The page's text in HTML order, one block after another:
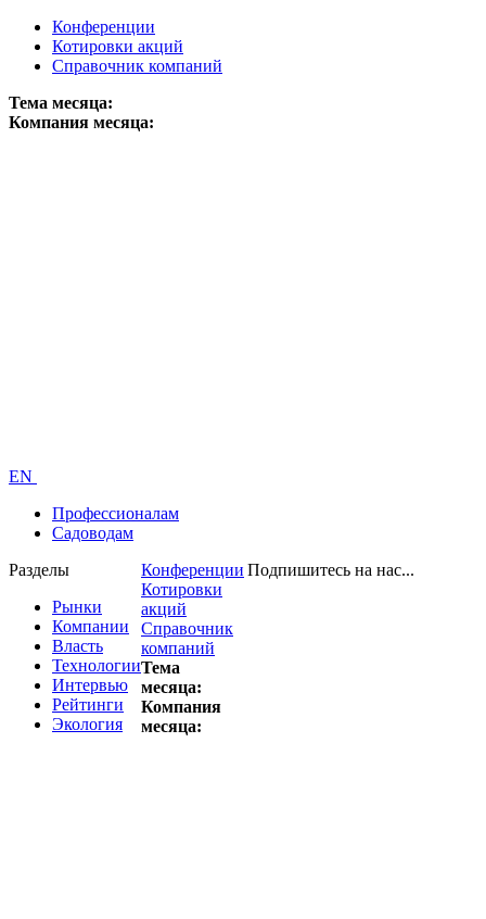
Конференции
Котировки акций
Справочник компаний
Тема месяца:
Компания месяца:
EN
Профессионалам
Садоводам
Разделы
Рынки
Компании
Власть
Технологии
Интервью
Рейтинги
Экология
Конференции
Котировки
акций
Справочник
компаний
Тема
месяца:
Компания
месяца:
Подпишитесь на нас...